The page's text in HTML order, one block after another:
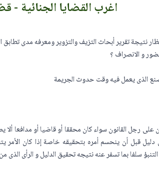
اغرب القضايا الجنائية -
نتيجة تقرير أبحاث التزيف والتزوير ومعرفه مدى
و الانصراف ؟
الذى يعمل فيه وقت حدوث الجريمة
على رجل القانون سواء كان محققا أو قاضيا أو مدافعا
قبل أن ينحسم أمره بتحقيقه خاصة إذا كان الأمر
سلفا بما تسفر عنه نتيجه تحقيق الدليل و الرأى